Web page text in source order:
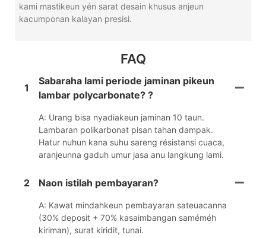
kami mastikeun yén sarat desain khusus anjeun
kacumponan kalayan presisi.
FAQ
1
Sabaraha lami periode jaminan pikeun
lambar polycarbonate? ?
A: Urang bisa nyadiakeun jaminan 10 taun.
Lambaran polikarbonat pisan tahan dampak.
Hatur nuhun kana suhu sareng résistansi cuaca,
aranjeunna gaduh umur jasa anu langkung lami.
2 Naon istilah pembayaran?
A: Kawat mindahkeun pembayaran sateuacanna
(30% deposit + 70% kasaimbangan saméméh
kiriman), surat kiridit, tunai.